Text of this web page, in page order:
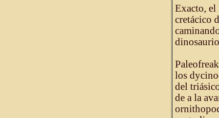
Exacto,
cretácico
los
del
de a la